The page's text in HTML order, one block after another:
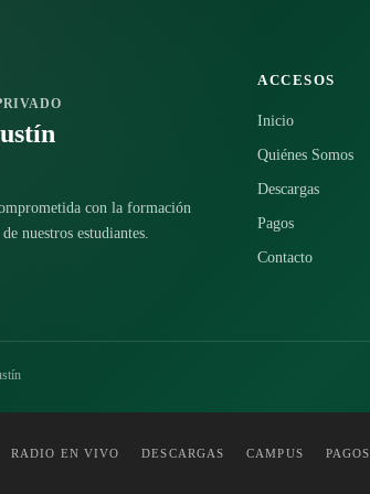
con la formación
nuestros estudiantes.
ACCESOS
Inicio
Quiénes Somos
Descargas
Pagos
Contacto
RADIO EN VIVO DESCARGAS CAMPUS PAGOS